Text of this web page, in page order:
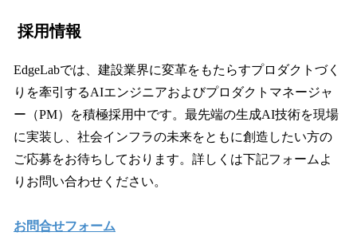
採用情報
EdgeLabでは、建設業界に変革をもたらすプロダクトづく
りを牽引するAIエンジニアおよびプロダクトマネージャ
ー（PM）を積極採用中です。最先端の生成AI技術を現場
に実装し、社会インフラの未来をともに創造したい方の
ご応募をお待ちしております。詳しくは下記フォームよ
りお問い合わせください。
お問合せフォーム